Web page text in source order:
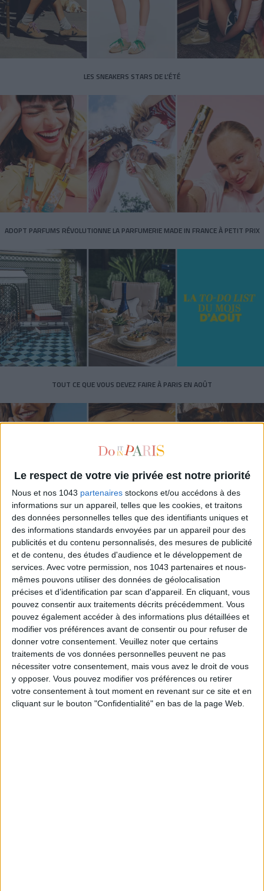
Le respect de votre vie privée est notre priorité
Nous et nos 1043 partenaires stockons et/ou accédons à des
informations sur un appareil, telles que les cookies, et traitons
des données personnelles telles que des identifiants uniques et
des informations standards envoyées par un appareil pour des
publicités et du contenu personnalisés, des mesures de publicité
et de contenu, des études d'audience et le développement de
services. Avec votre permission, nos 1043 partenaires et nous-
mêmes pouvons utiliser des données de géolocalisation
précises et d’identification par scan d'appareil. En cliquant, vous
pouvez consentir aux traitements décrits précédemment. Vous
pouvez également accéder à des informations plus détaillées et
modifier vos préférences avant de consentir ou pour refuser de
donner votre consentement. Veuillez noter que certains
traitements de vos données personnelles peuvent ne pas
nécessiter votre consentement, mais vous avez le droit de vous
y opposer. Vous pouvez modifier vos préférences ou retirer
votre consentement à tout moment en revenant sur ce site et en
cliquant sur le bouton "Confidentialité" en bas de la page Web.
LES SNEAKERS STARS DE L’ÉTÉ
ADOPT PARFUMS RÉVOLUTIONNE LA PARFUMERIE MADE IN FRANCE À PETIT PRIX
TOUT CE QUE VOUS DEVEZ FAIRE À PARIS EN AOÛT
LES SPF 50 QUI DONNENT ENVIE DE SE TARTINER
Inscrivez-vous à notre newsletter
S'INSCRIRE